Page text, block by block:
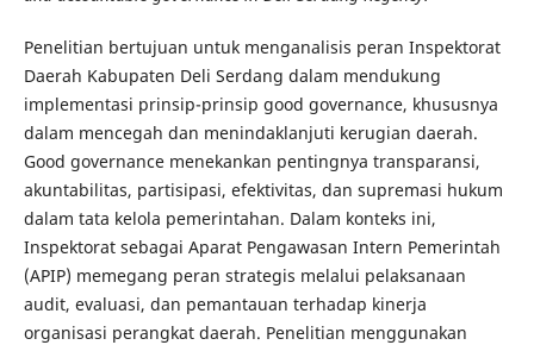
Penelitian bertujuan untuk menganalisis peran Inspektorat
Daerah Kabupaten Deli Serdang dalam mendukung
implementasi prinsip-prinsip good governance, khususnya
dalam mencegah dan menindaklanjuti kerugian daerah.
Good governance menekankan pentingnya transparansi,
akuntabilitas, partisipasi, efektivitas, dan supremasi hukum
dalam tata kelola pemerintahan. Dalam konteks ini,
Inspektorat sebagai Aparat Pengawasan Intern Pemerintah
(APIP) memegang peran strategis melalui pelaksanaan
audit, evaluasi, dan pemantauan terhadap kinerja
organisasi perangkat daerah. Penelitian menggunakan